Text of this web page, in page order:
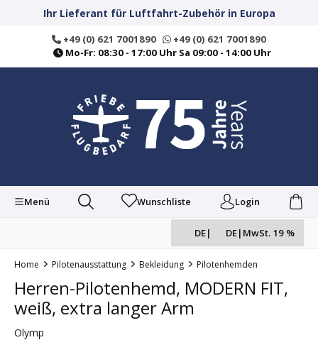
springenIhr Lieferant für Luftfahrt-Zubehör in Europa
+49 (0) 621 7001890
+49 (0) 621 7001890
Mo-Fr: 08:30 - 17:00 Uhr Sa 09:00 - 14:00 Uhr
Menü Wunschliste Login
DE| DE| MwSt. 19 %
Home Pilotenausstattung Bekleidung Pilotenhemden
Herren-Pilotenhemd, MODERN FIT,
weiß, extra langer Arm
Olymp